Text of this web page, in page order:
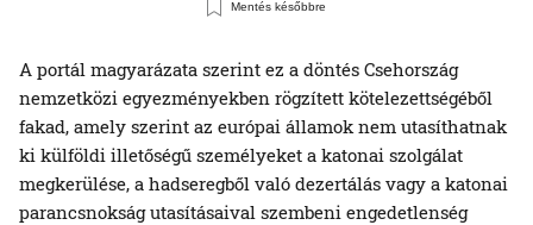
Mentés későbbre
A portál magyarázata szerint ez a döntés Csehország
nemzetközi egyezményekben rögzített kötelezettségéből
fakad, amely szerint az európai államok nem utasíthatnak
ki külföldi illetőségű személyeket a katonai szolgálat
megkerülése, a hadseregből való dezertálás vagy a katonai
parancsnokság utasításaival szembeni engedetlenség